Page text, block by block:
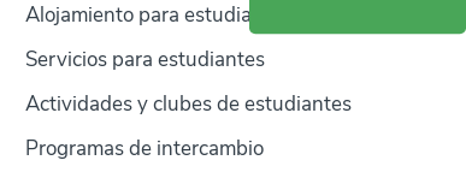
Alojamiento para estudiantes
Servicios para estudiantes
Actividades y clubes de estudiantes
Programas de intercambio